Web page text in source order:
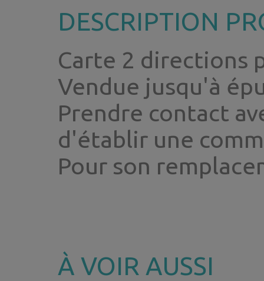
DESCRIPTION
Carte 2 directions
Vendue jusqu'à
Prendre contact
d'établir une
Pour son
À VOIR AUSSI